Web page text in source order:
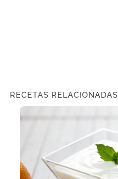
RECETAS RELACIONADAS